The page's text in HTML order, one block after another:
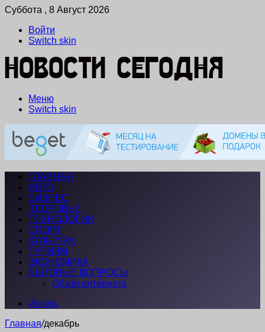
Суббота , 8 Август 2026
Войти
Switch skin
Меню
Switch skin
ГЛАВНАЯ
АВТО
БИЗНЕС
ЗДОРОВЬЕ
ТЕХНОЛОГИИ
СПОРТ
КУЛЬТУРА
ТУРИЗМ
ЭКОНОМИКА
БЫТОВЫЕ ВОПРОСЫ
Обзор интернета
Искать
Главная/декабрь